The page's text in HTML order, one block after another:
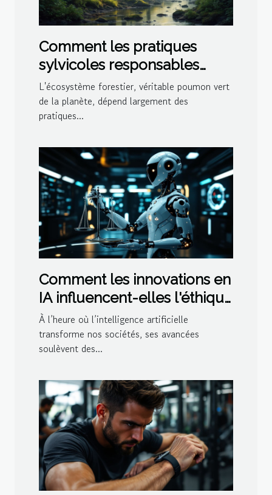
Comment les pratiques
sylvicoles responsables
influencent-elles
l'écosystème forestier ?
L'écosystème forestier, véritable poumon vert
de la planète, dépend largement des
pratiques...
Comment les innovations en
IA influencent-elles l'éthique
globale ?
À l’heure où l’intelligence artificielle
transforme nos sociétés, ses avancées
soulèvent des...